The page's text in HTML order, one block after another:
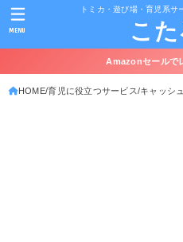
トミカ・遊び場・育児系サ
こ
MENU
Amazonセールで
HOME 育児に役立つサービス キャッシ